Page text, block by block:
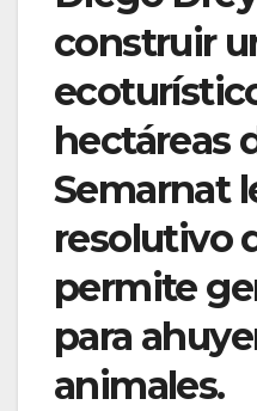
construir
hectáreas
Semarnat
resolutivo
permite
para
animales.